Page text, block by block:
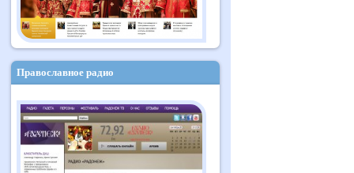
Православное радио